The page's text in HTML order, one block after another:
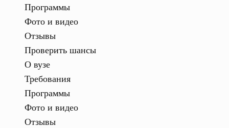
Программы
Фото и видео
Отзывы
Проверить шансы
О вузе
Требования
Программы
Фото и видео
Отзывы